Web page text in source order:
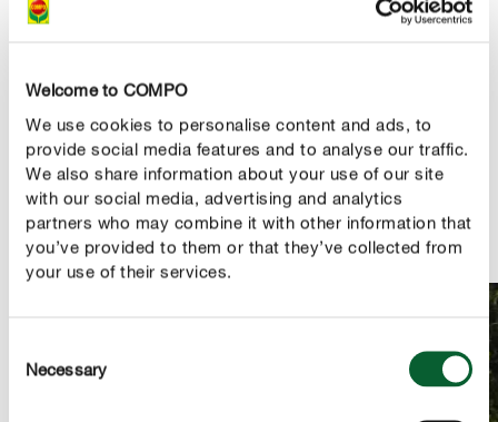
Welcome to COMPO
We use cookies to personalise content and ads, to
provide social media features and to analyse our traffic.
We also share information about your use of our site
with our social media, advertising and analytics
partners who may combine it with other information that
you’ve provided to them or that they’ve collected from
your use of their services.
Selection
Necessary
ruční mixér. Poté přidejte parmazán a ještě trochu oleje.
ořechy. Přidejte tolik olivového oleje, abyste dosáhli
přidat česnek, chilli, tymián nebo jiné koření podle
libosti. Hotové pesto přelijte do sklenice a povrch zalijte
další lžící oleje. Váš výtvor vydrží v lednici přibližně 4 až
5 týdnů.